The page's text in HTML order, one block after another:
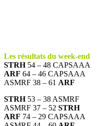
Les résultats du week-end
STRH54 – 48 CAPSAAA
ARF 64 – 46 CAPSAAA
ASMRF 38 – 61 ARF
STRH53 – 38 ASMRF
ASMRF 37 – 52 STRH
ARF 74 – 29 CAPSAAA